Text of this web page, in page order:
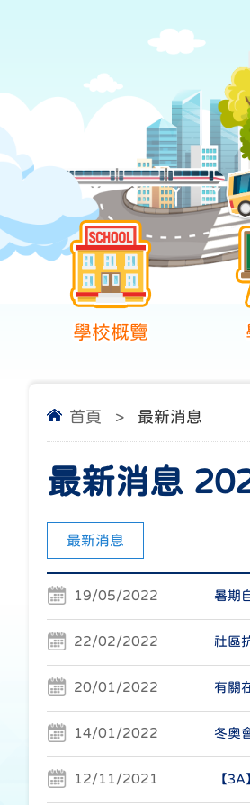
學校概覽
首頁 > 最新消息
最新消息
最新消息
19/05/2022 暑期
22/02/2022 社區
20/01/2022 有關
14/01/2022 冬奧
12/11/2021 【